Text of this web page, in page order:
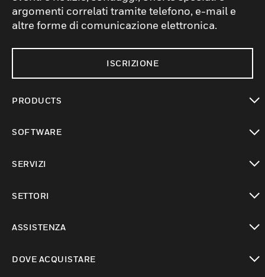
argomenti correlati tramite telefono, e-mail e
altre forme di comunicazione elettronica.
ISCRIZIONE
PRODUCTS
SOFTWARE
SERVIZI
SETTORI
ASSISTENZA
DOVE ACQUISTARE